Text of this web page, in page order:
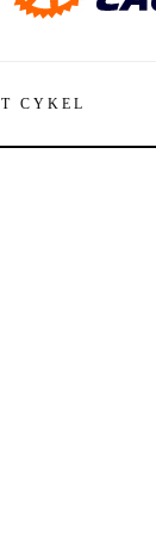
CYKEL